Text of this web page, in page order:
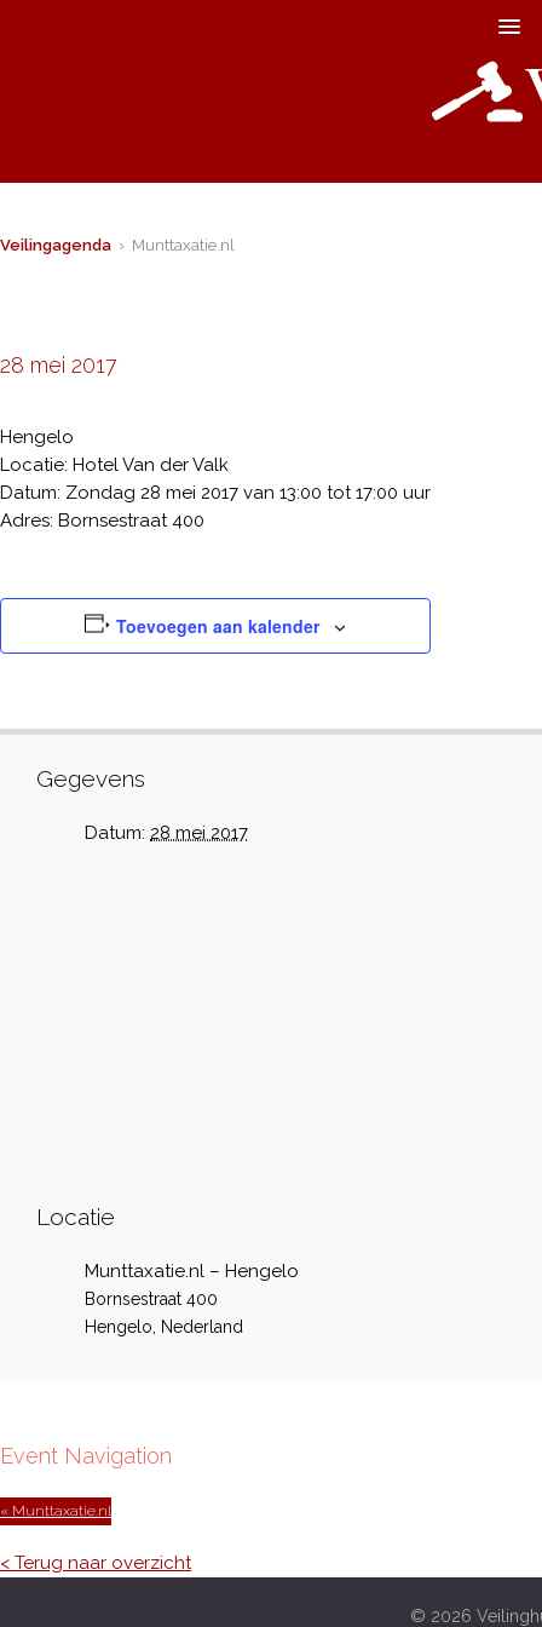
Veilingagenda › Munttaxatie.nl
28 mei 2017
Hengelo
Locatie: Hotel Van der Valk
Datum: Zondag 28 mei 2017 van 13:00 tot 17:00 uur
Adres: Bornsestraat 400
Toevoegen aan kalender
Gegevens
Datum: 28 mei 2017
Locatie
Munttaxatie.nl – Hengelo
Bornsestraat 400
Hengelo
Nederland
Event Navigation
« Munttaxatie.nl
< Terug naar overzicht
© 2026